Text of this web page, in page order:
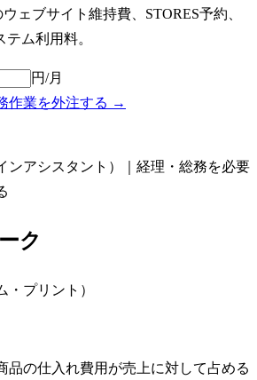
ェブサイト維持費、STORES予約、
ム利用料。
円/月
作業を外注する →
ンアシスタント）｜経理・総務を必要
ク
プリント）
品の仕入れ費用が売上に対して占める